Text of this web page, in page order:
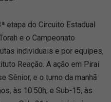
etapa do Circuito Estadual
e o Campeonato
individuais e por equipes,
Reação. A ação em Piraí
Sênior, e o turno da manhã
às 10:50h, e Sub-15, às